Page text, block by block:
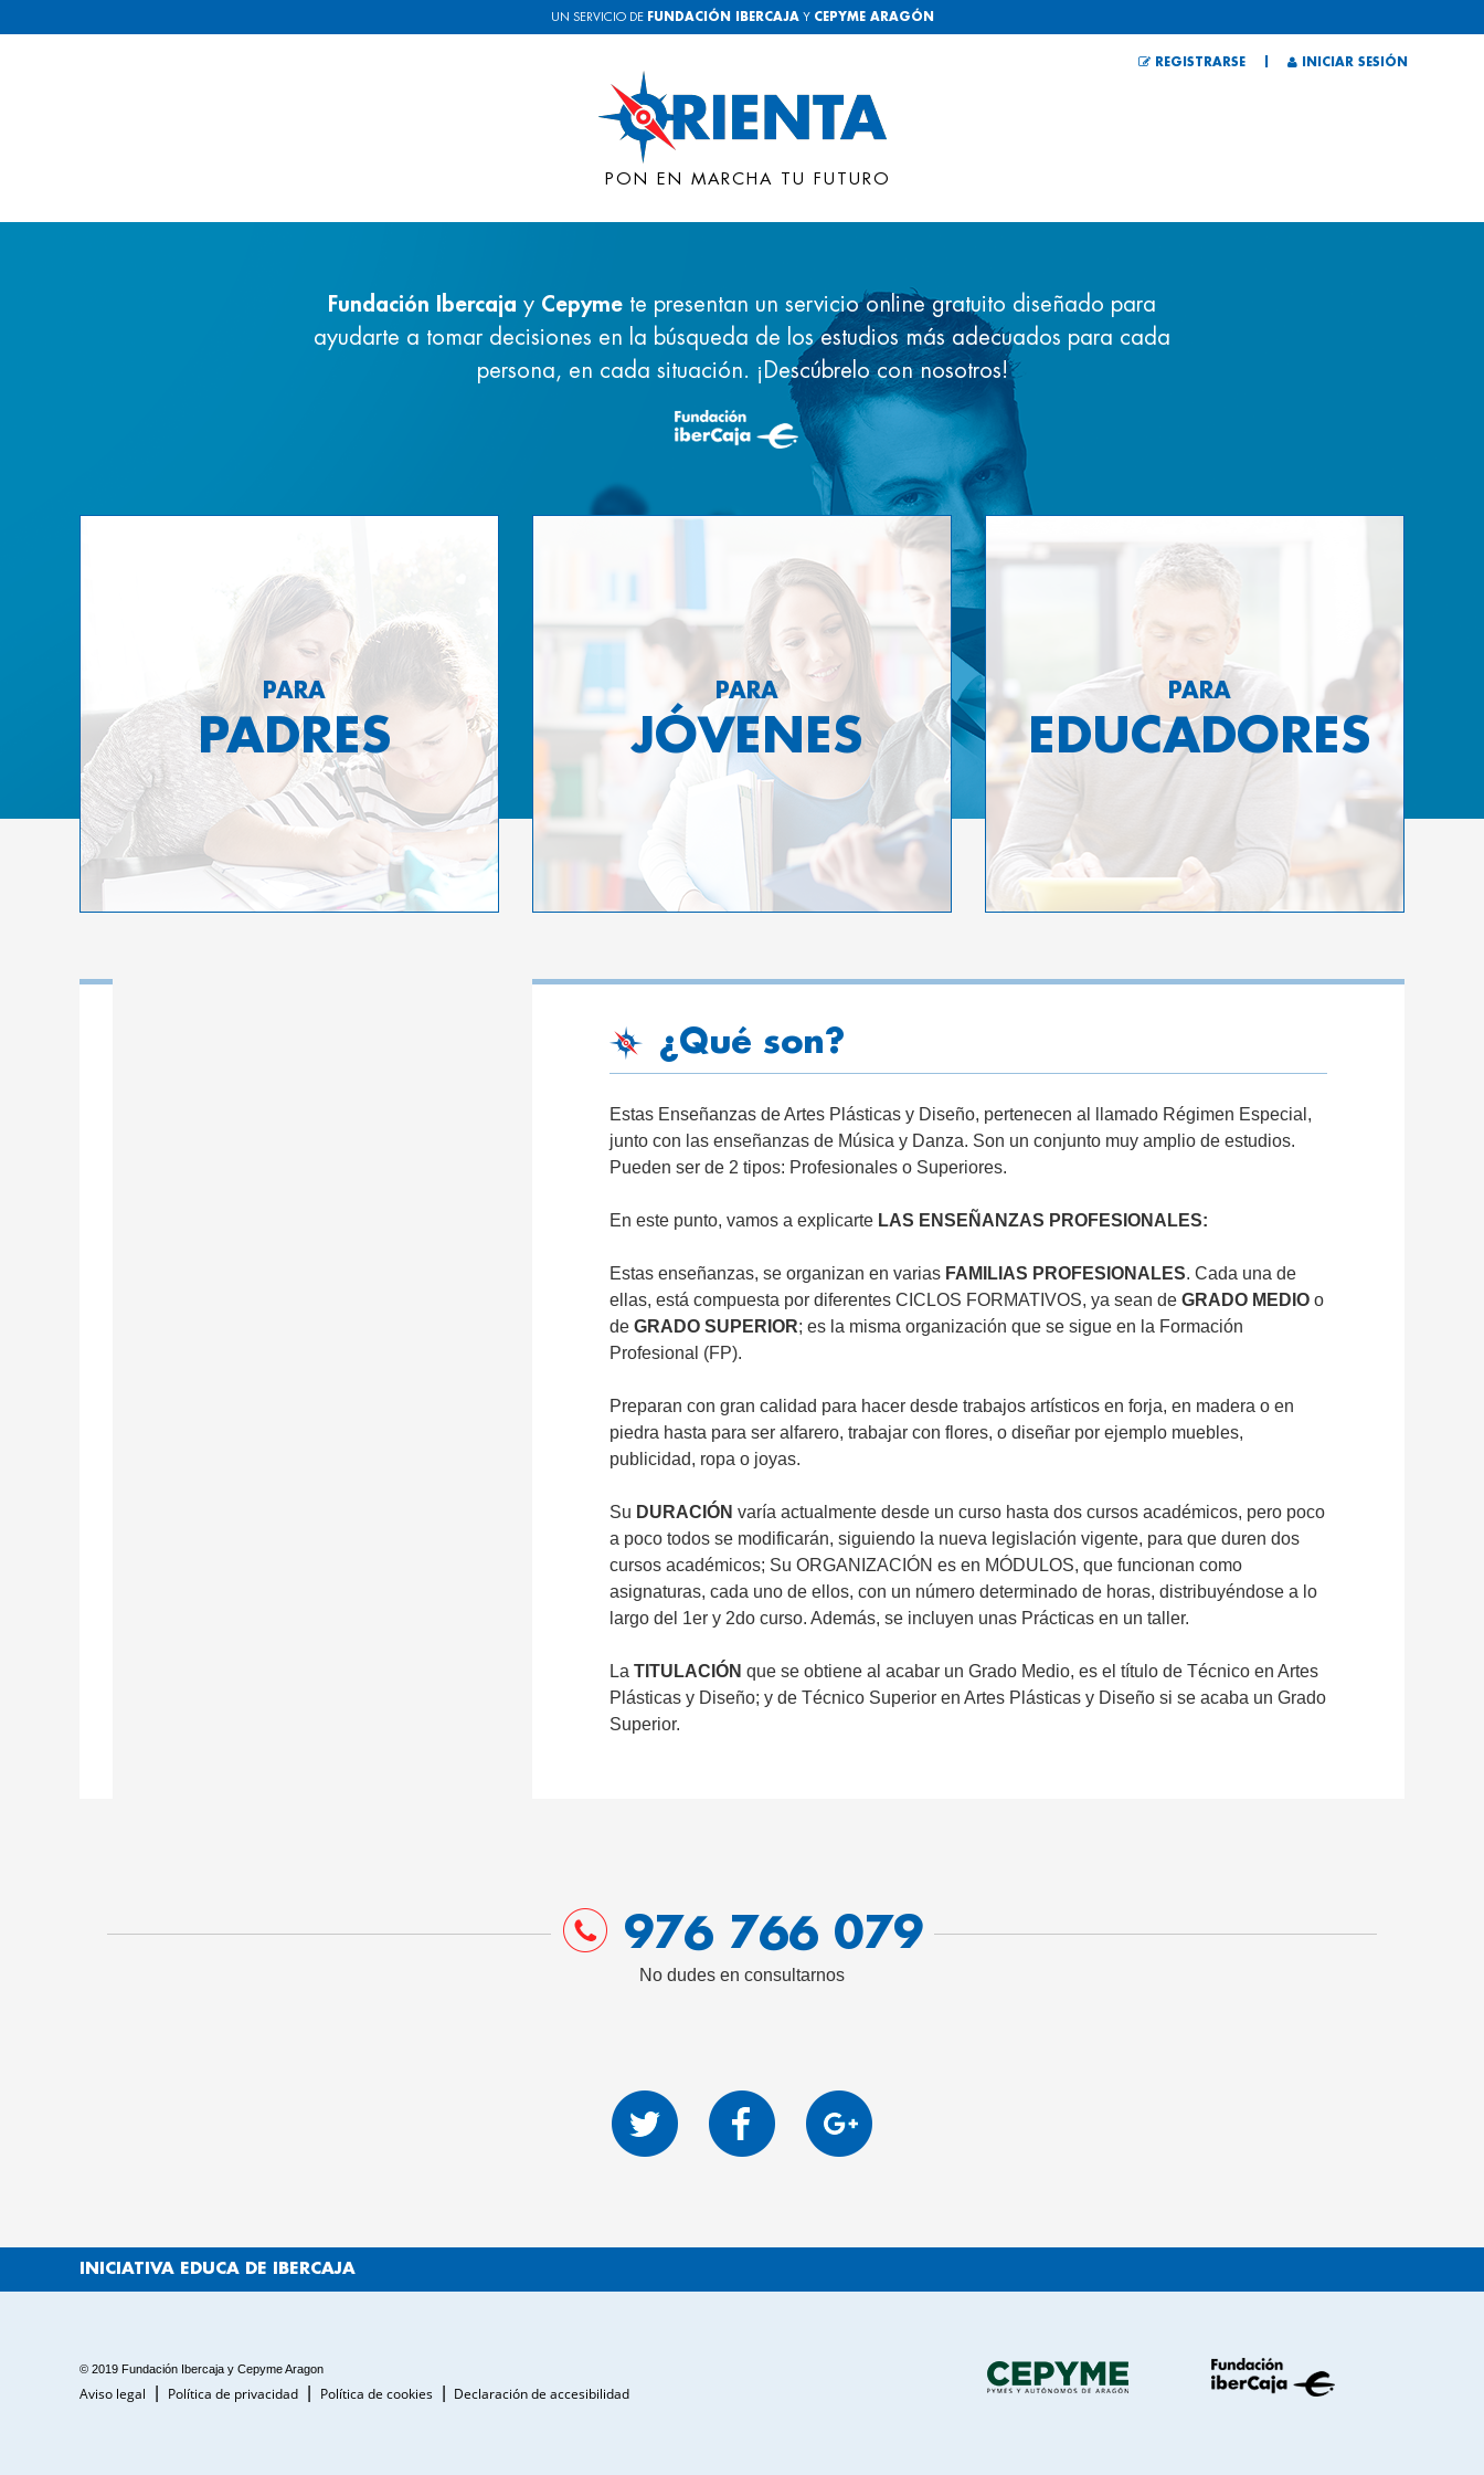
UN SERVICIO DE FUNDACIÓN IBERCAJAY CEPYME ARAGÓN
REGISTRARSE INICIAR SESIÓN
PON EN MARCHA TU FUTURO
Fundación Ibercaja y Cepyme te presentan un servicio online gratuito diseñado para
ayudarte a tomar decisiones en la búsqueda de los estudios más adecuados para cada
persona, en cada situación. ¡Descúbrelo con nosotros!
PARA
PADRES
PARA
JÓVENES
PARA
EDUCADORES
¿Qué son?
Estas Enseñanzas de Artes Plásticas y Diseño, pertenecen al llamado Régimen Especial,
junto con las enseñanzas de Música y Danza. Son un conjunto muy amplio de estudios.
Pueden ser de 2 tipos: Profesionales o Superiores.
En este punto, vamos a explicarte LAS ENSEÑANZAS PROFESIONALES:
Estas enseñanzas, se organizan en varias FAMILIAS PROFESIONALES. Cada una de
ellas, está compuesta por diferentes CICLOS FORMATIVOS, ya sean de GRADO MEDIO o
de GRADO SUPERIOR; es la misma organización que se sigue en la Formación
Profesional (FP).
Preparan con gran calidad para hacer desde trabajos artísticos en forja, en madera o en
piedra hasta para ser alfarero, trabajar con flores, o diseñar por ejemplo muebles,
publicidad, ropa o joyas.
Su DURACIÓN varía actualmente desde un curso hasta dos cursos académicos, pero poco
a poco todos se modificarán, siguiendo la nueva legislación vigente, para que duren dos
cursos académicos; Su ORGANIZACIÓN es en MÓDULOS, que funcionan como
asignaturas, cada uno de ellos, con un número determinado de horas, distribuyéndose a lo
largo del 1er y 2do curso. Además, se incluyen unas Prácticas en un taller.
La TITULACIÓN que se obtiene al acabar un Grado Medio, es el título de Técnico en Artes
Plásticas y Diseño; y de Técnico Superior en Artes Plásticas y Diseño si se acaba un Grado
Superior.
976 766 079
No dudes en consultarnos
INICIATIVA EDUCA DE IBERCAJA
© 2019 Fundación Ibercaja y Cepyme Aragon
Aviso legal Política de privacidad Política de cookies Declaración de accesibilidad